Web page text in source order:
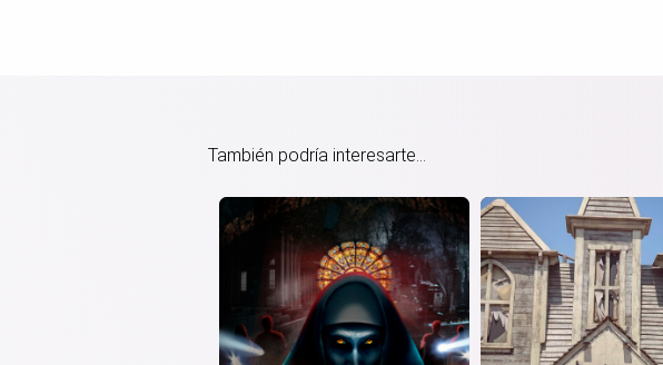
También podría interesarte...